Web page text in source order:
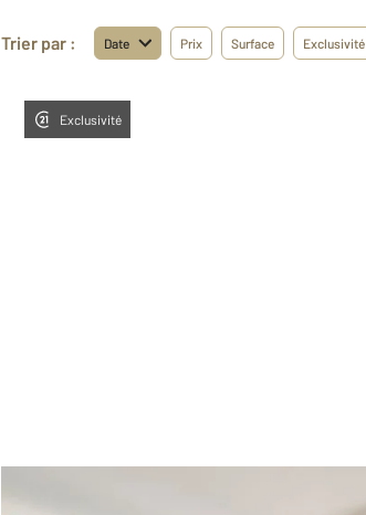
Trier par : Date Prix Surface Exclusivité
Exclusivité